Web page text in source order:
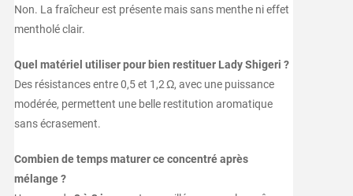
Non. La fraîcheur est présente mais sans menthe ni effet
mentholé clair.
Quel matériel utiliser pour bien restituer Lady Shigeri ?
Des résistances entre 0,5 et 1,2 Ω, avec une puissance
modérée, permettent une belle restitution aromatique
sans écrasement.
Combien de temps maturer ce concentré après
mélange ?